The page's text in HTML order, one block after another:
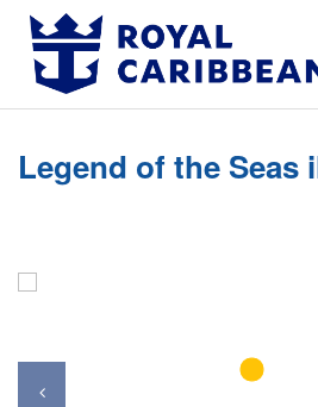
Anasayfa
Destek Hattı
Legend of the Seas